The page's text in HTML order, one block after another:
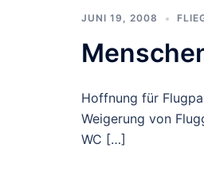
JUNI 19, 2008
Hoffnung für
Weigerung von
WC […]